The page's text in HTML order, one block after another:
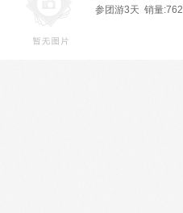
参团游3天 销量:762